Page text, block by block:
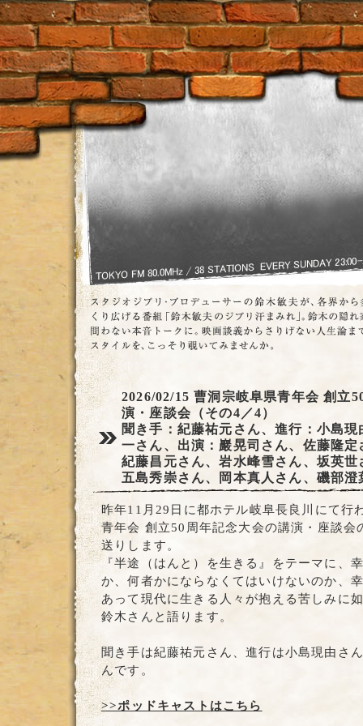
2026/02/15曹洞宗岐阜県青年会 創立
演・座談会（その4／4）
聞き手：紀藤祐元さん、進行：小島
一さん、出演：巖晃司さん、佐藤隆
紀藤昌元さん、岩水峰雪さん、坂英
五島秀崇さん、岡本真人さん、磯部澄
昨年11月29日に都ホテル岐阜長良川にて行
青年会 創立50周年記念大会の講演・座談会
送りします。
『半途（はんと）を生きる』をテーマに、
か、何者かにならなくてはいけないのか、
あって現代に生きる人々が抱える苦しみに
鈴木さんと語ります。
聞き手は紀藤祐元さん、進行は小島現由さ
んです。
>>ポッドキャストはこちら